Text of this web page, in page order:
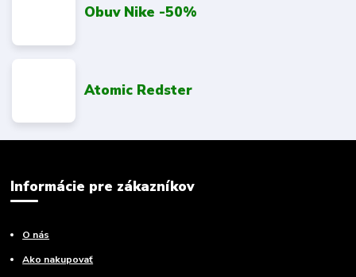
Obuv Nike -50%
Atomic Redster
Informácie pre zákazníkov
O nás
Ako nakupovať